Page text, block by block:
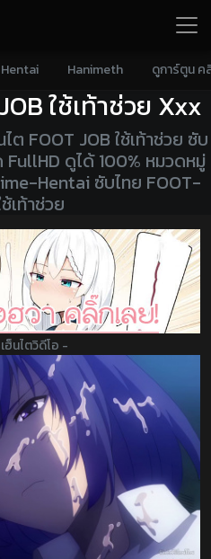
Hentai Hanimeth ดูการ์ตูน ค
ใช้เท้าช่วย Xxx
ต FOOT JOB ใช้เท้าช่วย ซับ
ดูได้ 100% หมวดหมู่
Hentai ซับไทย FOOT-
เท้าช่วย
ฮ็นไตวิดีโอ -